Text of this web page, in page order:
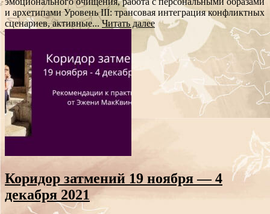
и архетипами Уровень III: трансовая интеграция конфликтных
сценариев, активные...Читать далее
Коридор затмений 19 ноября — 4
декабря 2021